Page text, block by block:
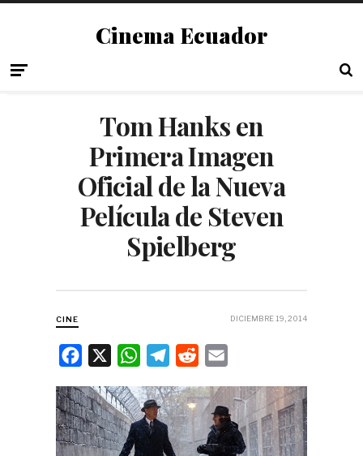
Cinema Ecuador
Tom Hanks en
Primera Imagen
Oficial de la Nueva
Película de Steven
Spielberg
CINE DICIEMBRE 19, 2014
c
e
b
W
a
t
T
l
e
g
d
i
a
i
l